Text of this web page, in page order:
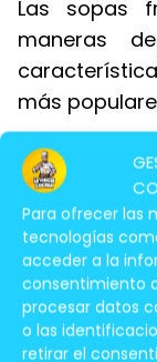
Para ofrecer las
tecnologías
acceder a la
consentimiento
procesar datos
o las
retirar el
Las sopas
maneras
más
Te Puede